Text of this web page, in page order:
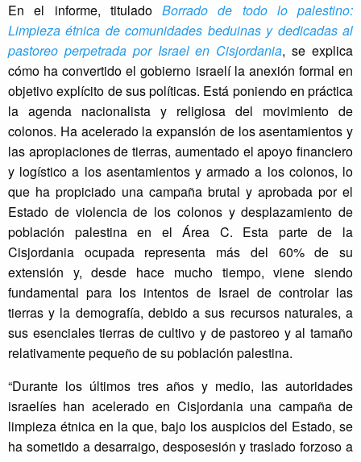
En el informe, titulado Borrado de todo lo palestino:
Limpieza étnica de comunidades beduinas y dedicadas al
pastoreo perpetrada por Israel en Cisjordania, se explica
cómo ha convertido el gobierno israelí la anexión formal en
objetivo explícito de sus políticas. Está poniendo en práctica
la agenda nacionalista y religiosa del movimiento de
colonos. Ha acelerado la expansión de los asentamientos y
las apropiaciones de tierras, aumentado el apoyo financiero
y logístico a los asentamientos y armado a los colonos, lo
que ha propiciado una campaña brutal y aprobada por el
Estado de violencia de los colonos y desplazamiento de
población palestina en el Área C. Esta parte de la
Cisjordania ocupada representa más del 60% de su
extensión y, desde hace mucho tiempo, viene siendo
fundamental para los intentos de Israel de controlar las
tierras y la demografía, debido a sus recursos naturales, a
sus esenciales tierras de cultivo y de pastoreo y al tamaño
relativamente pequeño de su población palestina.
“Durante los últimos tres años y medio, las autoridades
israelíes han acelerado en Cisjordania una campaña de
limpieza étnica en la que, bajo los auspicios del Estado, se
ha sometido a desarraigo, desposesión y traslado forzoso a